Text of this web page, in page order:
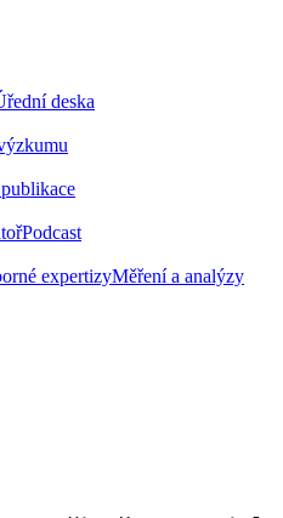
deska
Podcast
expertizyMěření a analýzy